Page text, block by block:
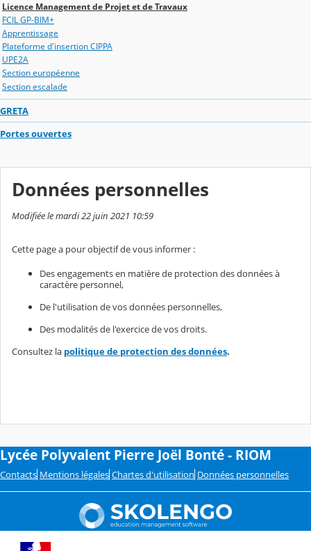
Licence Management de Projet et de Travaux
FCIL GP-BIM+
Apprentissage
Plateforme d'insertion CIPPA
UPE2A
Section européenne
Section escalade
GRETA
Portes ouvertes
Données personnelles
Modifiée le mardi 22 juin 2021 10:59
Cette page a pour objectif de vous informer :
Des engagements en matière de protection des données à
caractère personnel,
De l'utilisation de vos données personnelles,
Des modalités de l'exercice de vos droits.
Consultez la politique de protection des données.
Lycée Polyvalent Pierre Joël Bonté - RIOM
Contacts Mentions légales Chartes d'utilisation Données personnelles